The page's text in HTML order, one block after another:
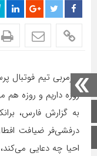
صفحه اصلی
اینستاگرام
سرمربی تیم فوتبال
روزه‌ داریم و روزه
به گزارش فارس،
درفشی‌فر ضیافت
احیا چه دعایی